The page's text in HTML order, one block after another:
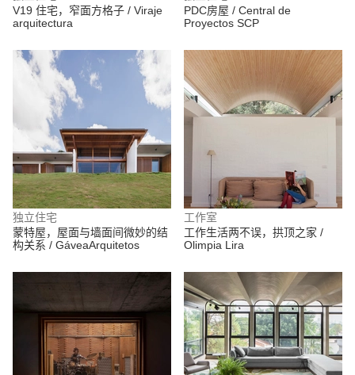
V19 住宅，窄面方格子 / Viraje
arquitectura
PDC房屋 / Central de
Proyectos SCP
独立住宅
蒙特屋，屋面与墙面间微妙的结
构关系 / GáveaArquitetos
工作室
工作生活两不误，拱顶之家 /
Olimpia Lira